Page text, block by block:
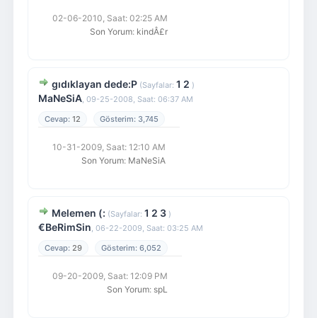
02-06-2010, Saat: 02:25 AM
Son Yorum: kindÂ£r
gıdıklayan dede:P (Sayfalar: 1 2 )
MaNeSiA, 09-25-2008, Saat: 06:37 AM
12
3,745
10-31-2009, Saat: 12:10 AM
Son Yorum: MaNeSiA
Melemen (: (Sayfalar: 1 2 3)
€BeRimSin, 06-22-2009, Saat: 03:25 AM
29
6,052
09-20-2009, Saat: 12:09 PM
Son Yorum: spL